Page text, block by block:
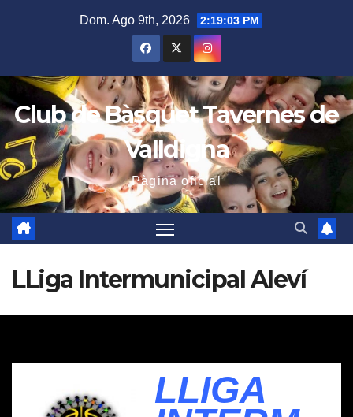
Dom. Ago 9th, 2026 2:19:04 PM
Club de Bàsquet Tavernes de
Valldigna
Pàgina oficial
LLiga Intermunicipal Aleví
LLIGA